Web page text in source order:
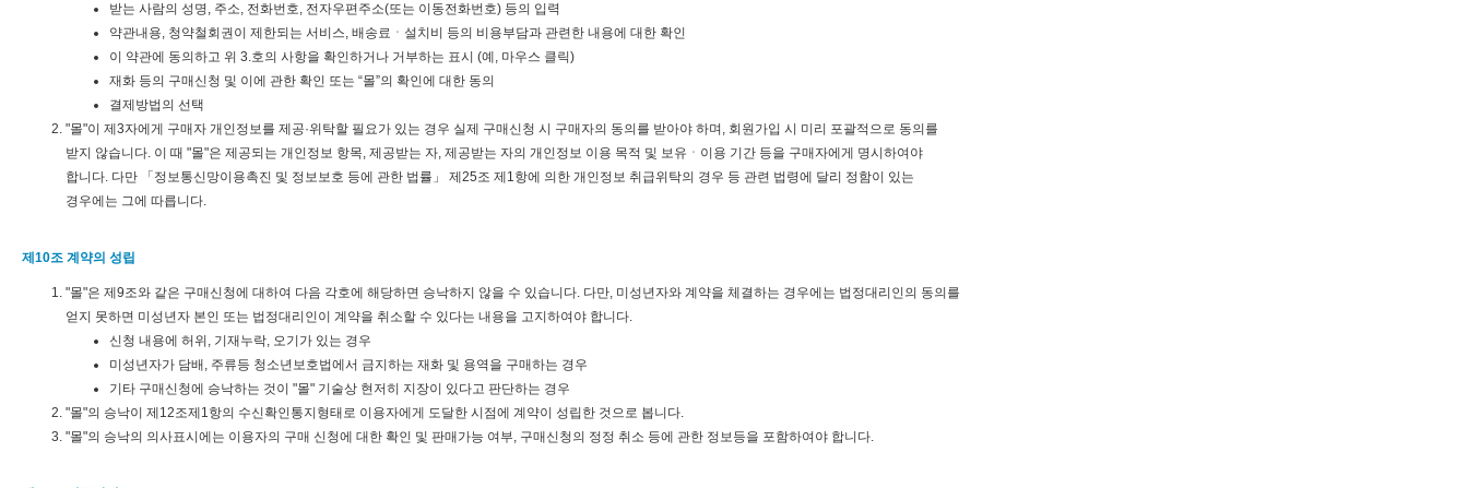
받는 사람의 성명, 주소, 전화번호, 전자우편주소(또는 이동전화번호) 등의 입력
약관내용, 청약철회권이 제한되는 서비스, 배송료ㆍ설치비 등의 비용부담과 관련한 내용에 대한 확인
이 약관에 동의하고 위 3.호의 사항을 확인하거나 거부하는 표시 (예, 마우스 클릭)
재화 등의 구매신청 및 이에 관한 확인 또는 “몰”의 확인에 대한 동의
결제방법의 선택
"몰"이 제3자에게 구매자 개인정보를 제공·위탁할 필요가 있는 경우 실제 구매신청 시 구매자의 동의를 받아야 하며, 회원가입 시 미리 포괄적으로 동의를
받지 않습니다. 이 때 "몰"은 제공되는 개인정보 항목, 제공받는 자, 제공받는 자의 개인정보 이용 목적 및 보유ㆍ이용 기간 등을 구매자에게 명시하여야
합니다. 다만 「정보통신망이용촉진 및 정보보호 등에 관한 법률」 제25조 제1항에 의한 개인정보 취급위탁의 경우 등 관련 법령에 달리 정함이 있는
경우에는 그에 따릅니다.
제10조 계약의 성립
"몰"은 제9조와 같은 구매신청에 대하여 다음 각호에 해당하면 승낙하지 않을 수 있습니다. 다만, 미성년자와 계약을 체결하는 경우에는 법정대리인의 동의를
얻지 못하면 미성년자 본인 또는 법정대리인이 계약을 취소할 수 있다는 내용을 고지하여야 합니다.
신청 내용에 허위, 기재누락, 오기가 있는 경우
미성년자가 담배, 주류등 청소년보호법에서 금지하는 재화 및 용역을 구매하는 경우
기타 구매신청에 승낙하는 것이 "몰" 기술상 현저히 지장이 있다고 판단하는 경우
"몰"의 승낙이 제12조제1항의 수신확인통지형태로 이용자에게 도달한 시점에 계약이 성립한 것으로 봅니다.
"몰"의 승낙의 의사표시에는 이용자의 구매 신청에 대한 확인 및 판매가능 여부, 구매신청의 정정 취소 등에 관한 정보등을 포함하여야 합니다.